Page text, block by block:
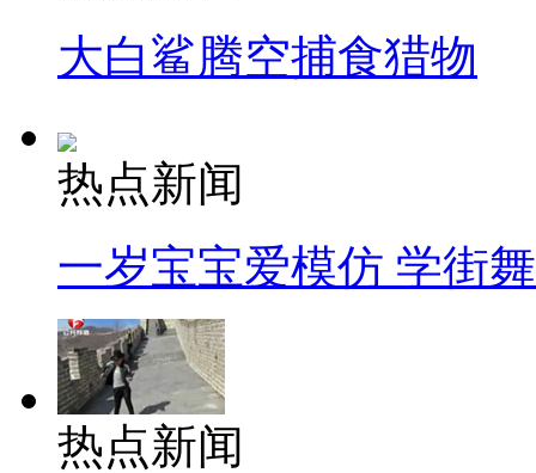
大白鲨腾空捕食猎物
热点新闻
一岁宝宝爱模仿 学街
热点新闻